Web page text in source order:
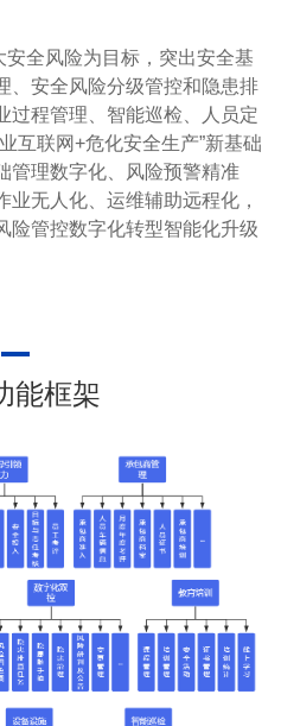
全风险为目标，突出安全基
、安全风险分级管控和隐患排
过程管理、智能巡检、人员定
互联网+危化安全生产”新基础
管理数字化、风险预警精准
无人化、运维辅助远程化，
险管控数字化转型智能化升级
能框架